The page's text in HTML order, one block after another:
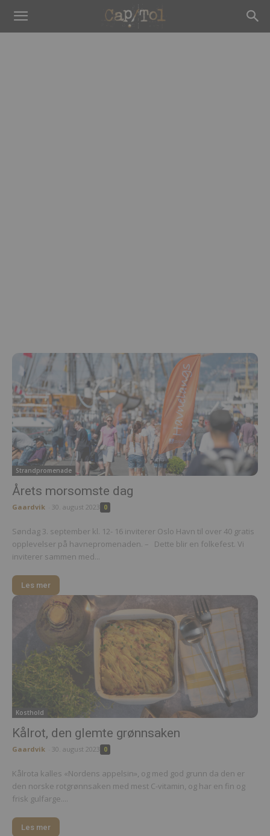
Strandpromenade
Årets morsomste dag
Gaardvik 30. august 2023 0
Søndag 3. september kl. 12- 16 inviterer Oslo Havn til over 40 gratis
opplevelser på havnepromenaden. – Dette blir en folkefest. Vi
inviterer sammen med...
Les mer
Kosthold
Kålrot, den glemte grønnsaken
Gaardvik 30. august 2023 0
Kålrota kalles «Nordens appelsin», og med god grunn da den er
den norske rotgrønnsaken med mest C-vitamin, og har en fin og
frisk gulfarge....
Les mer